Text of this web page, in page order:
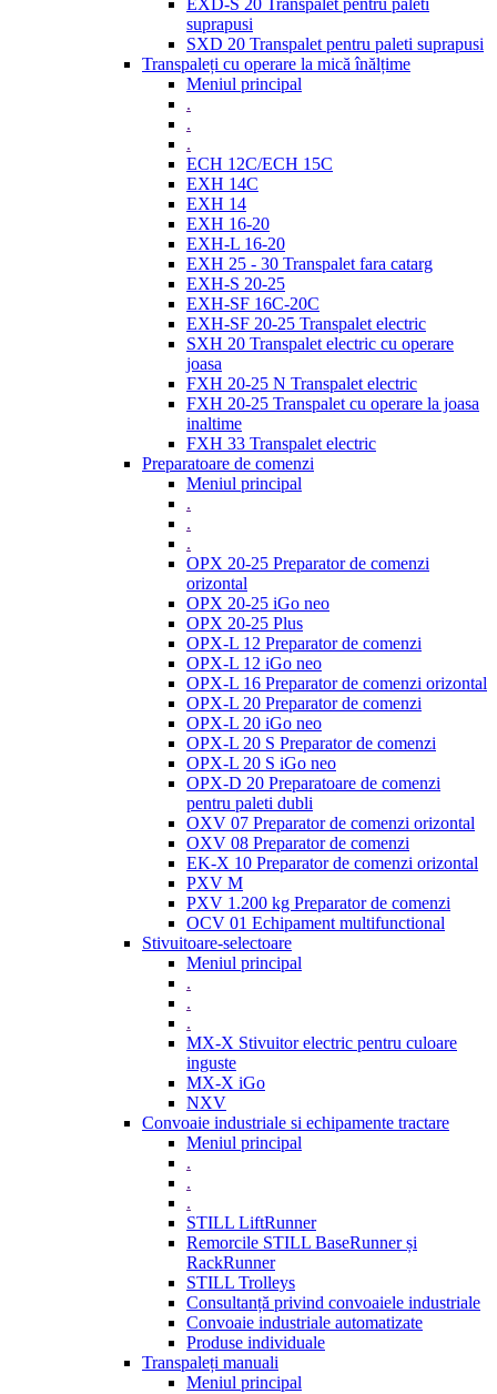
EXD-S 20 Transpalet pentru paleti
suprapusi
SXD 20 Transpalet pentru paleti suprapusi
Transpaleți cu operare la mică înălțime
Meniul principal
.
.
.
ECH 12C/ECH 15C
EXH 14C
EXH 14
EXH 16-20
EXH-L 16-20
EXH 25 - 30 Transpalet fara catarg
EXH-S 20-25
EXH-SF 16C-20C
EXH-SF 20-25 Transpalet electric
SXH 20 Transpalet electric cu operare
joasa
FXH 20-25 N Transpalet electric
FXH 20-25 Transpalet cu operare la joasa
inaltime
FXH 33 Transpalet electric
Preparatoare de comenzi
Meniul principal
.
.
.
OPX 20-25 Preparator de comenzi
orizontal
OPX 20-25 iGo neo
OPX 20-25 Plus
OPX-L 12 Preparator de comenzi
OPX-L 12 iGo neo
OPX-L 16 Preparator de comenzi orizontal
OPX-L 20 Preparator de comenzi
OPX-L 20 iGo neo
OPX-L 20 S Preparator de comenzi
OPX-L 20 S iGo neo
OPX-D 20 Preparatoare de comenzi
pentru paleti dubli
OXV 07 Preparator de comenzi orizontal
OXV 08 Preparator de comenzi
EK-X 10 Preparator de comenzi orizontal
PXV M
PXV 1.200 kg Preparator de comenzi
OCV 01 Echipament multifunctional
Stivuitoare-selectoare
Meniul principal
.
.
.
MX-X Stivuitor electric pentru culoare
inguste
MX-X iGo
NXV
Convoaie industriale si echipamente tractare
Meniul principal
.
.
.
STILL LiftRunner
Remorcile STILL BaseRunner și
RackRunner
STILL Trolleys
Consultanță privind convoaiele industriale
Convoaie industriale automatizate
Produse individuale
Transpaleți manuali
Meniul principal